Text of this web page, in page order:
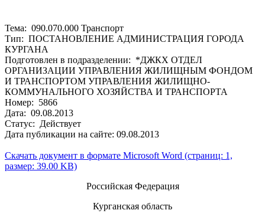
Тема: 090.070.000 Транспорт
Тип: ПОСТАНОВЛЕНИЕ АДМИНИСТРАЦИЯ ГОРОДА
КУРГАНА
Подготовлен в подразделении: *ДЖКХ ОТДЕЛ
ОРГАНИЗАЦИИ УПРАВЛЕНИЯ ЖИЛИЩНЫМ ФОНДОМ
И ТРАНСПОРТОМ УПРАВЛЕНИЯ ЖИЛИЩНО-
КОММУНАЛЬНОГО ХОЗЯЙСТВА И ТРАНСПОРТА
Номер: 5866
Дата: 09.08.2013
Статус: Действует
Дата публикации на сайте: 09.08.2013
Скачать документ в формате Microsoft Word (страниц: 1,
размер: 39.00 KB)
Российская Федерация
Курганская область